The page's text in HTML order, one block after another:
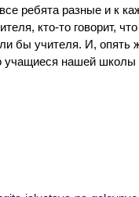
ребята разные и к
кто-то говорит,
бы учителя. И, опять
учащиеся нашей школы